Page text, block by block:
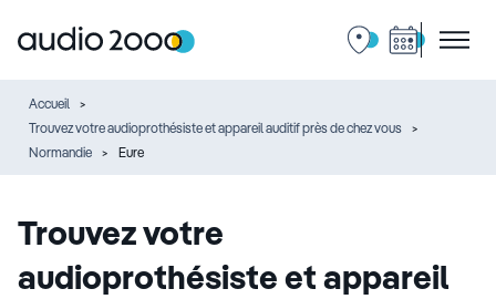
Accueil
Trouvez votre audioprothésiste et appareil auditif près de chez vous
Normandie
Eure
Trouvez votre
audioprothésiste et appareil